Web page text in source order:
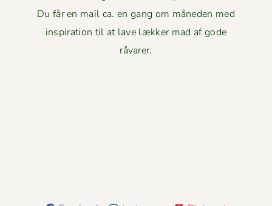
Du får en mail ca. en gang om måneden med
inspiration til at lave lækker mad af gode
råvarer.